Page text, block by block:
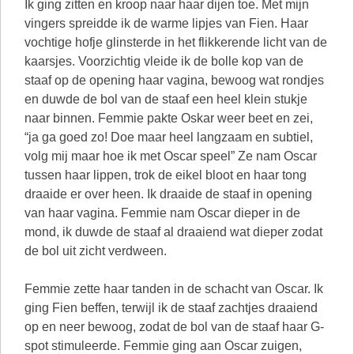
Ik ging zitten en kroop naar haar dijen toe. Met mijn
vingers spreidde ik de warme lipjes van Fien. Haar
vochtige hofje glinsterde in het flikkerende licht van de
kaarsjes. Voorzichtig vleide ik de bolle kop van de
staaf op de opening haar vagina, bewoog wat rondjes
en duwde de bol van de staaf een heel klein stukje
naar binnen. Femmie pakte Oskar weer beet en zei,
“ja ga goed zo! Doe maar heel langzaam en subtiel,
volg mij maar hoe ik met Oscar speel” Ze nam Oscar
tussen haar lippen, trok de eikel bloot en haar tong
draaide er over heen. Ik draaide de staaf in opening
van haar vagina. Femmie nam Oscar dieper in de
mond, ik duwde de staaf al draaiend wat dieper zodat
de bol uit zicht verdween.
Femmie zette haar tanden in de schacht van Oscar. Ik
ging Fien beffen, terwijl ik de staaf zachtjes draaiend
op en neer bewoog, zodat de bol van de staaf haar G-
spot stimuleerde. Femmie ging aan Oscar zuigen,